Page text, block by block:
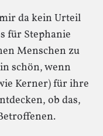
da kein Urteil
für Stephanie
Menschen zu
schön, wenn
Kerner) für ihre
ob das,